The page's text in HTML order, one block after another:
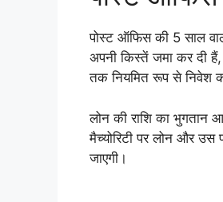
पोस्ट ऑफिस की 5 साल
अपनी किस्तें जमा कर दी
तक नियमित रूप से निवेश
लोन की राशि का भुगतान
मैच्योरिटी पर लोन और उस
जाएगी।